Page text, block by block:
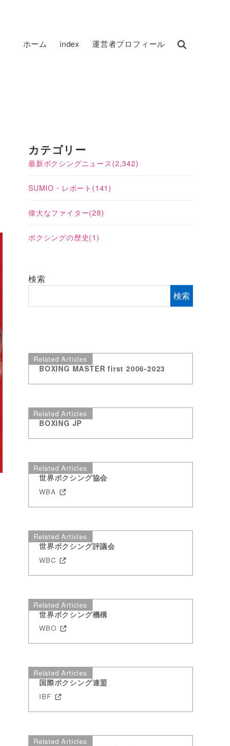
ホーム index 運営者プロフィール
カテゴリー
最新ボクシングニュース (2,342)
SUMIO・レポート (141)
偉大なファイター(28)
ボクシングの歴史(1)
検索
検索
Related Articles
BOXING MASTER first 2006-2023
Related Articles
BOXING JP
Related Articles
世界ボクシング協会
WBA
Related Articles
世界ボクシング評議会
WBC
Related Articles
世界ボクシング機構
WBO
Related Articles
国際ボクシング連盟
IBF
Related Articles